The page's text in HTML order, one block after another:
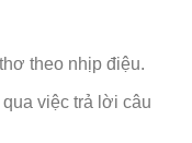
theo nhịp điệu.
việc trả lời câu